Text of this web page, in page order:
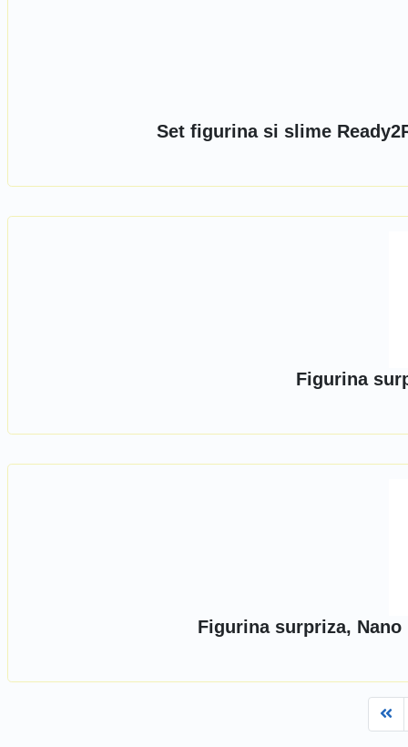
Set figurina si slime
Figurina
Figurina surpriza,